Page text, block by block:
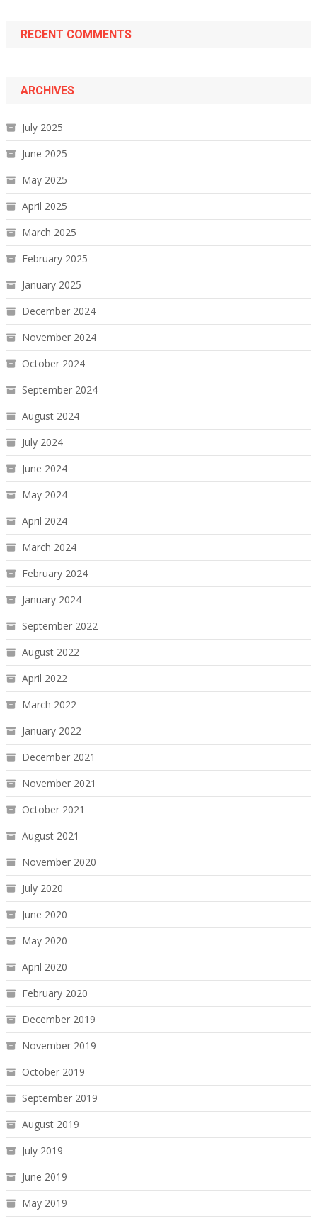
RECENT COMMENTS
ARCHIVES
July 2025
June 2025
May 2025
April 2025
March 2025
February 2025
January 2025
December 2024
November 2024
October 2024
September 2024
August 2024
July 2024
June 2024
May 2024
April 2024
March 2024
February 2024
January 2024
September 2022
August 2022
April 2022
March 2022
January 2022
December 2021
November 2021
October 2021
August 2021
November 2020
July 2020
June 2020
May 2020
April 2020
February 2020
December 2019
November 2019
October 2019
September 2019
August 2019
July 2019
June 2019
May 2019